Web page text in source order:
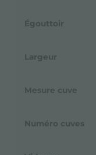
Égouttoir
Largeur
Mesure cuve
Numéro cuves